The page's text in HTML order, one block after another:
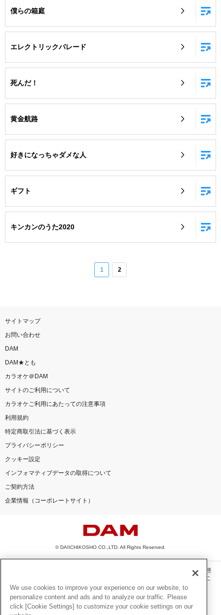
僕らの箱庭
エレクトリックパレード
死んだ！
黄金航路
好きになっちゃダメな人
ギフト
キンカンのうた2020
1 2
サイトマップ
お問い合わせ
DAM
DAM★とも
カラオケ＠DAM
サイトのご利用について
カラオケご利用にあたっての注意事項
利用規約
特定商取引法に基づく表示
プライバシーポリシー
クッキー設定
インフォマティブデータの取得について
ご契約方法
企業情報（コーポレートサイト）
© DAIICHIKOSHO CO.,LTD. All Rights Reserved.
このサイトに掲載されている一切の文章・画像・写真・動画・音声等を、手段や形態
を問わず、著作権法の定める範囲を超えて無断で複製、転載、ファイル化などするこ
とを禁じます。
楽曲及びコンテンツは、機種によりご利用いただけない場合があります。
楽曲及びコンテンツの配信日、配信内容が変更になる場合があります。
We use cookies to improve your experience on our website, to
personalize content and ads and to analyze our traffic. Please
click [Cookie Settings] to customize your cookie settings on our